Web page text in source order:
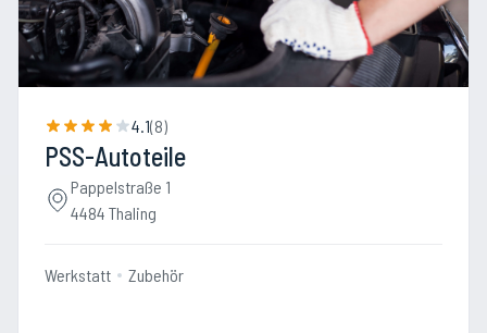
4.1(8)
PSS-Autoteile
Pappelstraße 1
4484 Thaling
Werkstatt Zubehör